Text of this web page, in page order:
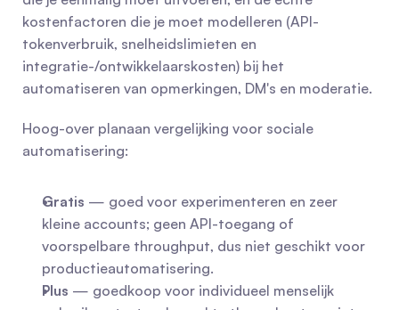
kostenfactoren die je moet modelleren (API-
tokenverbruik, snelheidslimieten en
integratie-/ontwikkelaarskosten) bij het
automatiseren van opmerkingen, DM's en moderatie.
Hoog-over planaan vergelijking voor sociale
automatisering:
Gratis — goed voor experimenteren en zeer
kleine accounts; geen API-toegang of
voorspelbare throughput, dus niet geschikt voor
productieautomatisering.
Plus — goedkoop voor individueel menselijk